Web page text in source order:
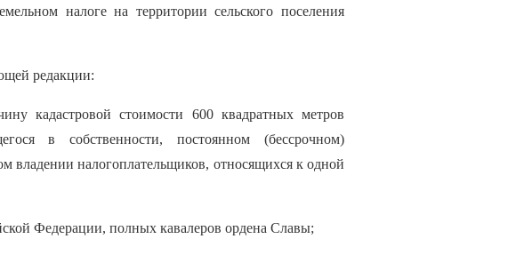
налоге на территории сельского поселения
редакции:
кадастровой стоимости 600 квадратных метров
в собственности, постоянном (бессрочном)
владении налогоплательщиков, относящихся к одной
Федерации, полных кавалеров ордена Славы;